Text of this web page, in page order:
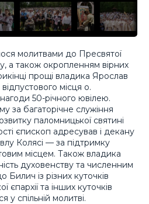
молитвами до Пресвятої
а також окропленням вірних
прощі владика Ярослав
місця о.
50-річного ювілею.
за багаторічне служіння
паломницької святині
єпископ адресував і декану
Колясі — за підтримку
місцем. Також владика
духовенству та численним
із різних куточків
єпархії та інших куточків
у спільній молитві.